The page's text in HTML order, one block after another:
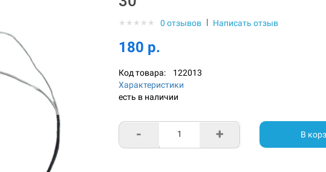
★ ★ ★ ★ ★ 0 отзывов | Написать отзыв
180 р.
Код товара: 122013
Характеристики
есть в наличии
- + В